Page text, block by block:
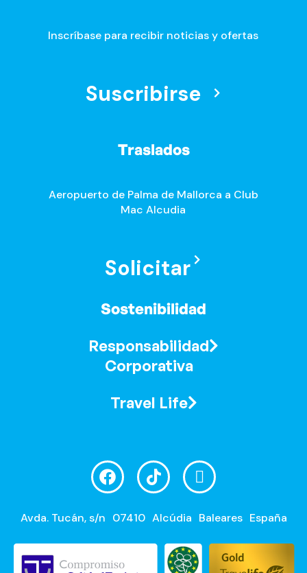
Inscríbase para recibir noticias y ofertas
Suscribirse
Traslados
Aeropuerto de Palma de Mallorca a Club
Mac Alcudia
Solicitar
Sostenibilidad
Responsabilidad
Corporativa
Travel Life
Avda. Tucán, s/n 07410 Alcúdia Baleares España